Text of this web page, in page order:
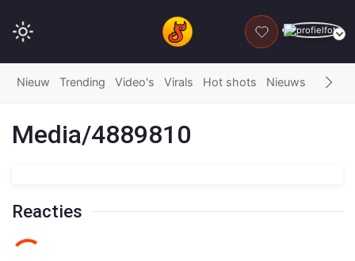
DONEER
Nieuw Trending Video's Virals Hot shots Nieuws Fails
Media/4889810
Reacties